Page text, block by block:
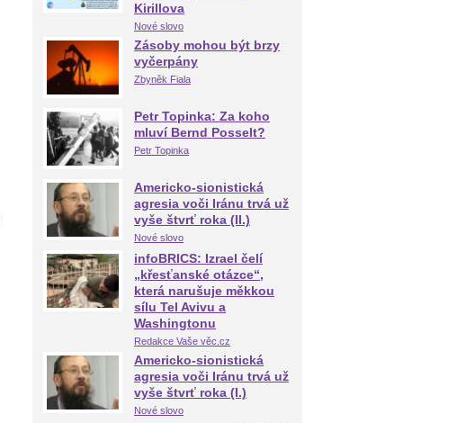
Kirillova
Nové slovo
Zásoby mohou být brzy
vyčerpány
Zbyněk Fiala
Petr Topinka: Za koho
mluví Bernd Posselt?
Petr Topinka
Americko-sionistická
agresia voči Iránu trvá už
vyše štvrť roka (II.)
Nové slovo
infoBRICS: Izrael čelí
„křesťanské otázce“,
která narušuje měkkou
sílu Tel Avivu a
Washingtonu
Redakce Vaše věc.cz
Americko-sionistická
agresia voči Iránu trvá už
vyše štvrť roka (I.)
Nové slovo